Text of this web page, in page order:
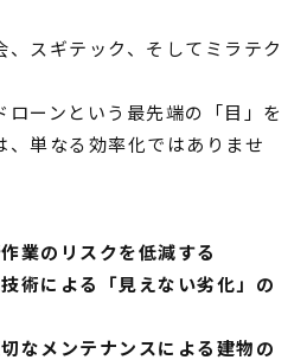
スギテック、そしてミラテク
ーンという最先端の「目」を
単なる効率化ではありませ
業のリスクを低減する
術による「見えない劣化」の
なメンテナンスによる建物の